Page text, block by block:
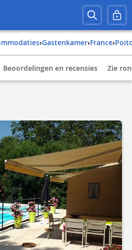
› Gastenkamer› france›
Beoordelingen en recensies Zie